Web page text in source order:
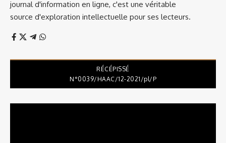
journal d'information en ligne, c'est une véritable
source d'exploration intellectuelle pour ses lecteurs.
RÉCÉPISSÉ
N°0039/HAAC/12-2021/pl/P